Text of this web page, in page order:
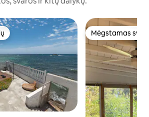
Mėgstamas
Mėgstamas